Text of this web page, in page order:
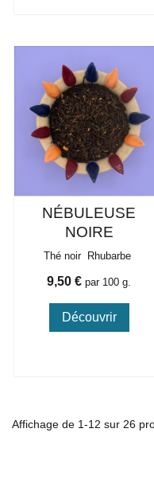
NÉBULEUSE
NOIRE
Thé noir Rhubarbe
Prix
9,50 € par 100 g.
Découvrir
Affichage de 1-12 sur 26